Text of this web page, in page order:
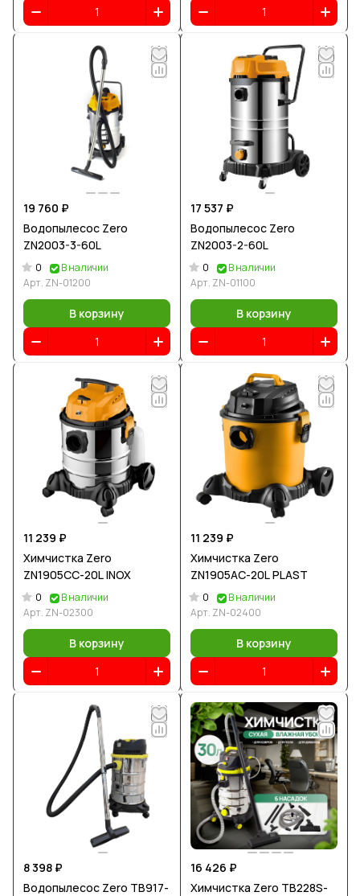
19 760 ₽
Водопылесос Zero
ZN2003-3-60L
0
В наличии
Арт. ZN-01200
В корзину
17 537 ₽
Водопылесос Zero
ZN2003-2-60L
0
В наличии
Арт. ZN-01100
В корзину
11 239 ₽
Химчистка Zero
ZN1905CC-20L INOX
0
В наличии
Арт. ZN-02300
В корзину
11 239 ₽
Химчистка Zero
ZN1905AC-20L PLAST
0
В наличии
Арт. ZN-02400
В корзину
8 398 ₽
Водопылесос Zero TB917-
16 426 ₽
Химчистка Zero TB228S-